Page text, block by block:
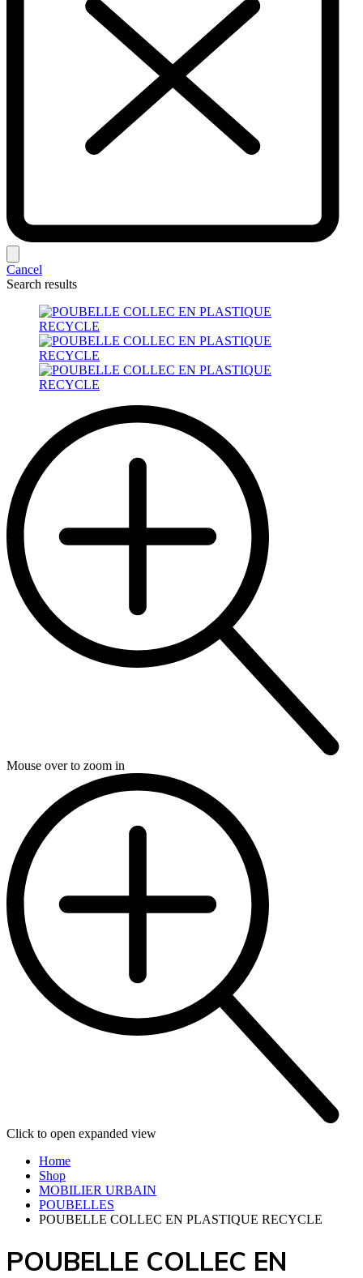
Cancel
Search results
Mouse over to zoom in
Click to open expanded view
Home
Shop
MOBILIER URBAIN
POUBELLES
POUBELLE COLLEC EN PLASTIQUE RECYCLE
POUBELLE COLLEC EN